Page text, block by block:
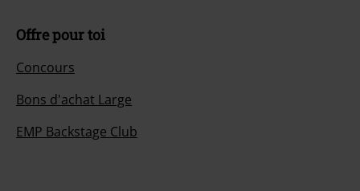
Offre pour toi
Concours
Bons d'achat Large
EMP Backstage Club